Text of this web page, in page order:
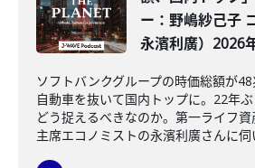
ー：野嶋紗己子
永濱利廣）2026
ソフトバンクグループの時価総額が
自動車を抜いて国内トップに。22年
どう捉えるべきなのか。第一ライフ資
主席エコノミストの永濱利廣さんに伺